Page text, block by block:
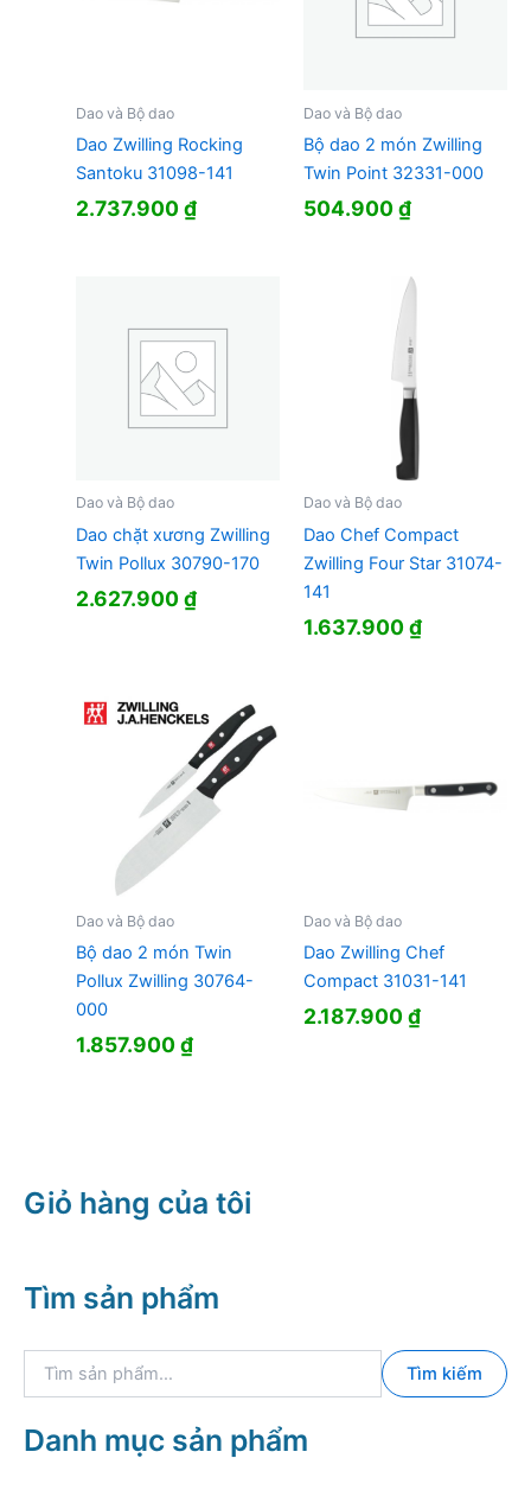
Dao và Bộ dao
Dao Zwilling Rocking
Santoku 31098-141
2.737.900₫
Dao và Bộ dao
Bộ dao 2 món Zwilling
Twin Point 32331-000
504.900₫
Dao và Bộ dao
Dao chặt xương Zwilling
Twin Pollux 30790-170
2.627.900₫
Dao và Bộ dao
Dao Chef Compact
Zwilling Four Star 31074-
141
1.637.900₫
Dao và Bộ dao
Bộ dao 2 món Twin
Pollux Zwilling 30764-
000
1.857.900₫
Dao và Bộ dao
Dao Zwilling Chef
Compact 31031-141
2.187.900₫
Giỏ hàng của tôi
Tìm sản phẩm
k
i
Tìm kiếm
Danh mục sản phẩm